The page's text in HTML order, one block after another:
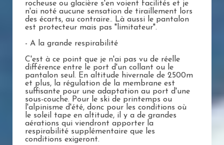
rocheuse ou glacière s'en voient facilités et je
n'ai noté aucune sensation de tiraillement lors
des écarts, au contraire.. Là aussi le pantalon
est protecteur mais pas "limitateur".
- A la grande respirabilité
C'est à ce point que je n'ai pas vu de réelle
différence entre le port d'un collant ou le
pantalon seul. En altitude hivernale de 2500m
et plus, la régulation de la membrane est
suffisante pour une adaptation au port d'une
sous-couche. Pour le ski de printemps ou
l'alpinisme d'été, donc pour les conditions où
le soleil tape en altitude, il y a de grandes
aérations qui viendront apporter la
respirabilité supplémentaire que les
conditions exigeront.